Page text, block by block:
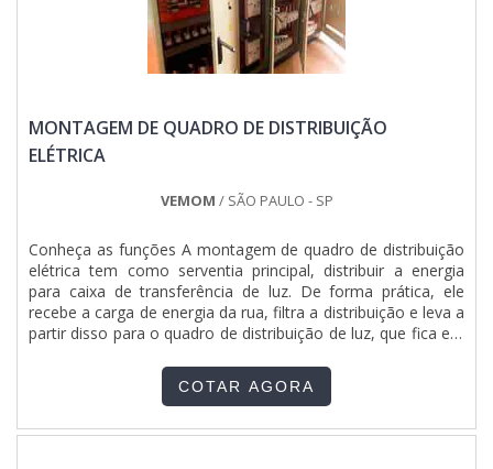
MONTAGEM DE QUADRO DE DISTRIBUIÇÃO
ELÉTRICA
VEMOM / SÃO PAULO - SP
Conheça as funções A montagem de quadro de distribuição
elétrica tem como serventia principal, distribuir a energia
para caixa de transferência de luz. De forma prática, ele
recebe a carga de energia da rua, filtra a distribuição e leva a
partir disso para o quadro de distribuição de luz, que fica em
quadro Os quadros abrigam dispositivos para: Manobra;
Proteção; E conexão. Es....COTAR AGORA